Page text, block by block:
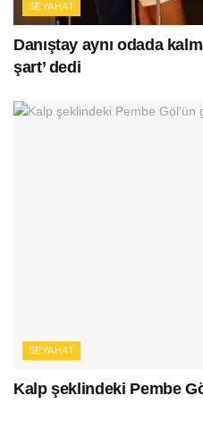
SEYAHAT
Danıştay aynı odada
şart’ dedi
SEYAHAT
Kalp şeklindeki Pembe